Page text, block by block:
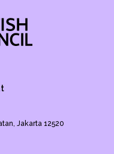
Jakarta 12520